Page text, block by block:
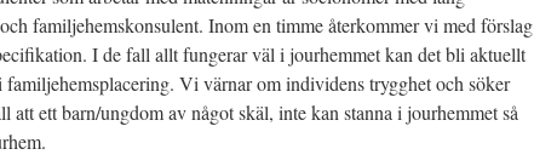
familjehemskonsulent. Inom en timme återkommer vi med förslag
I de fall allt fungerar väl i jourhemmet kan det bli aktuellt
Vi värnar om individens trygghet och söker
ett barn/ungdom av något skäl, inte kan stanna i jourhemmet så